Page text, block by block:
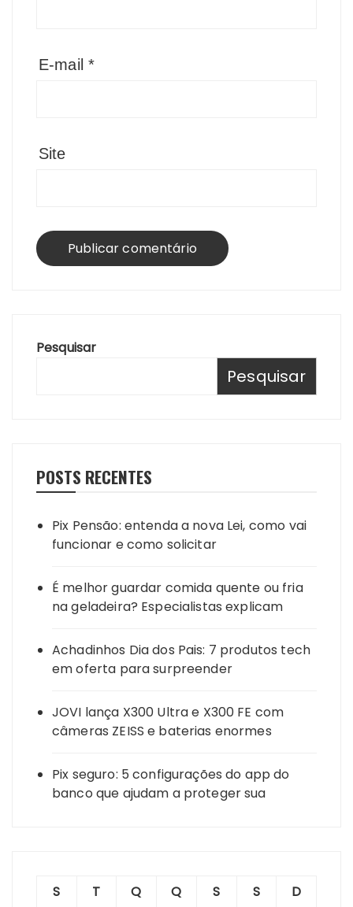
E-mail*
Site
Pesquisar
Pesquisar
POSTS RECENTES
Pix Pensão: entenda a nova Lei, como vai
funcionar e como solicitar
É melhor guardar comida quente ou fria
na geladeira? Especialistas explicam
Achadinhos Dia dos Pais: 7 produtos tech
em oferta para surpreender
JOVI lança X300 Ultra e X300 FE com
câmeras ZEISS e baterias enormes
Pix seguro: 5 configurações do app do
banco que ajudam a proteger sua
S T Q Q S S
D